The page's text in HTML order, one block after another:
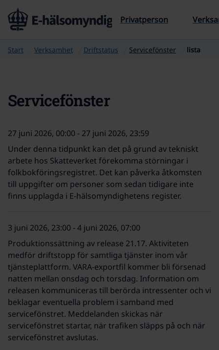
Till sidans innehåll
Privatperson
Start Verksamhet Driftstatus Servicefönster lista
Servicefönster
27 juni 2026, 00:00 - 27 juni 2026, 23:59
Under denna tidpunkt kan det på grund av tekniskt
arbete hos Skatteverket förekomma störningar i
folkbokföringsregistret. Det kan påverka åtkomsten
till uppgifter om personer som sedan tidigare inte
finns upplagda i E-hälsomyndighetens register.
3 juni 2026, 23:00 - 4 juni 2026, 07:00
Produktionssättning av release 21.17. Aktiviteten
medför driftstopp för samtliga tjänster inom vår
tjänsteplattform. VARA-exportfil kommer bli försenad
natten mellan onsdag och torsdag. Information om
releasen kommuniceras till berörda intressenter och vi
beklagar eventuella problem i samband med
servicefönstret. Meddelanden skickas när
servicefönstret startar, när trafiken släpps på och när
servicefönstret avslutas.